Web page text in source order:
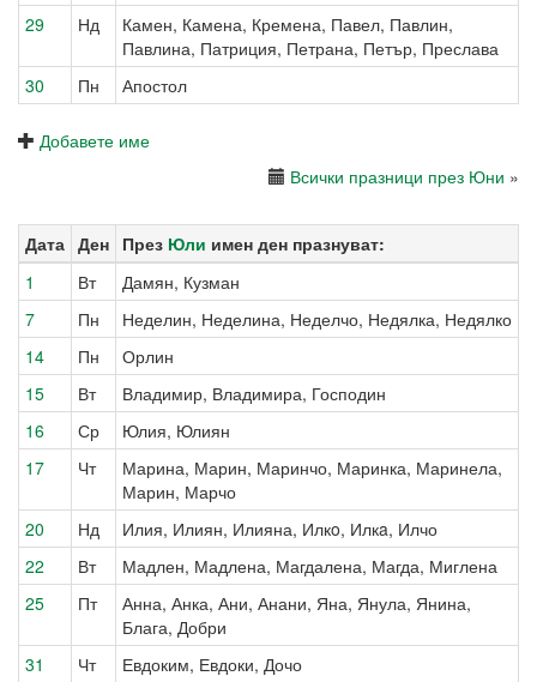
29
Нд
Камен, Камена, Кремена, Павел, Павлин,
Павлина, Патриция, Петрана, Петър, Преслава
30
Пн Апостол
Добавете име
Всички празници през Юни »
Дата Ден През Юли имен ден празнуват:
1
Вт
Дамян, Кузман
7
Пн
Неделин, Неделина, Неделчо, Недялка, Недялко
14
Пн
Орлин
15
Вт
Владимир, Владимира, Господин
16
Ср
Юлия, Юлиян
17
Чт
Марина, Марин, Маринчо, Маринка, Маринела,
Марин, Марчо
20
Нд
Илия, Илиян, Илияна, Илкo, Илкa, Илчо
22
Вт
Мадлен, Мадлена, Магдалена, Магда, Миглена
25
Пт
Анна, Анка, Ани, Анани, Яна, Янула, Янина,
Блага, Добри
31
Чт Евдоким, Евдоки, Дочо